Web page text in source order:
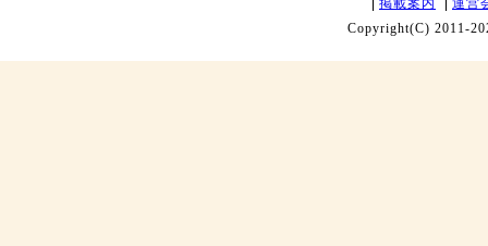
掲載案内
運営
Copyright(C) 2011-